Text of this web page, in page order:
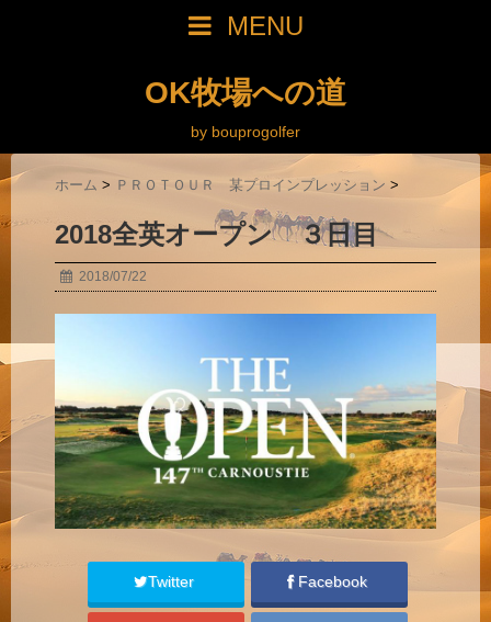
MENU
OK牧場への道
by bouprogolfer
ホーム > ＰＲＯＴＯＵＲ 某プロインプレッション >
2018全英オープン ３日目
2018/07/22
Twitter Facebook